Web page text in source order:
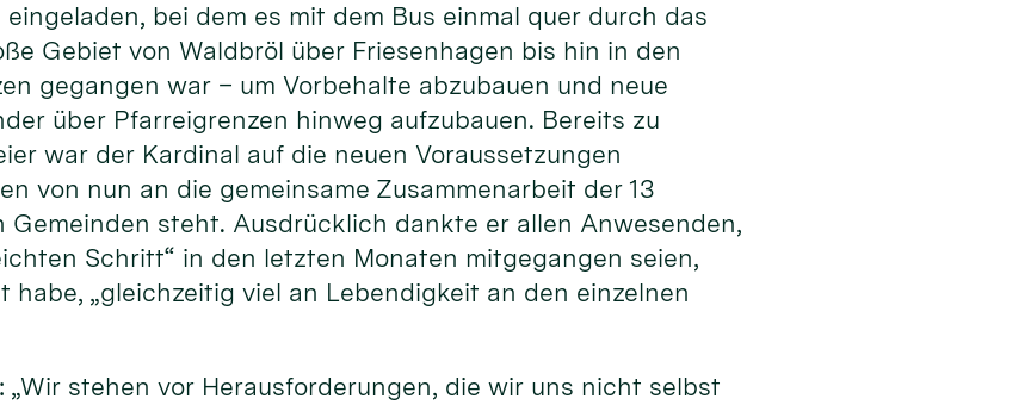
bei dem es mit dem Bus einmal quer durch das
Gebiet von Waldbröl über Friesenhagen bis hin in den
gegangen war – um Vorbehalte abzubauen und neue
über Pfarreigrenzen hinweg aufzubauen. Bereits zu
war der Kardinal auf die neuen Voraussetzungen
von nun an die gemeinsame Zusammenarbeit der 13
Gemeinden steht. Ausdrücklich dankte er allen Anwesenden,
Schritt“ in den letzten Monaten mitgegangen seien,
habe, „gleichzeitig viel an Lebendigkeit an den einzelnen
stehen vor Herausforderungen, die wir uns nicht selbst